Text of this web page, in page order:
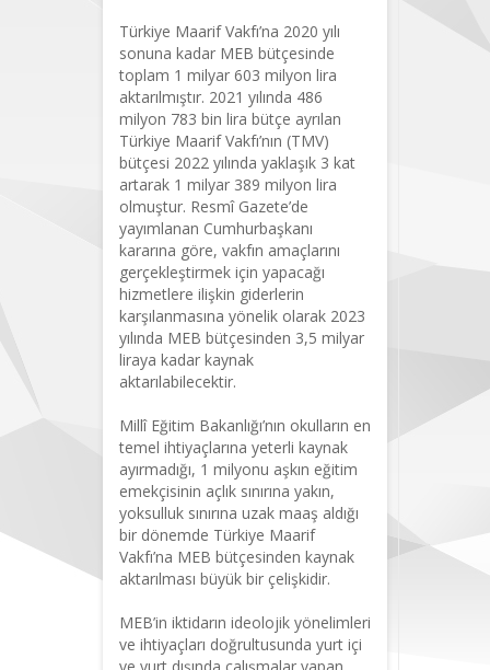
Türkiye Maarif Vakfı’na 2020 yılı
sonuna kadar MEB bütçesinde
toplam 1 milyar 603 milyon lira
aktarılmıştır. 2021 yılında 486
milyon 783 bin lira bütçe ayrılan
Türkiye Maarif Vakfı’nın (TMV)
bütçesi 2022 yılında yaklaşık 3 kat
artarak 1 milyar 389 milyon lira
olmuştur. Resmî Gazete’de
yayımlanan Cumhurbaşkanı
kararına göre, vakfın amaçlarını
gerçekleştirmek için yapacağı
hizmetlere ilişkin giderlerin
karşılanmasına yönelik olarak 2023
yılında MEB bütçesinden 3,5 milyar
liraya kadar kaynak
aktarılabilecektir.
Millî Eğitim Bakanlığı’nın okulların en
temel ihtiyaçlarına yeterli kaynak
ayırmadığı, 1 milyonu aşkın eğitim
emekçisinin açlık sınırına yakın,
yoksulluk sınırına uzak maaş aldığı
bir dönemde Türkiye Maarif
Vakfı’na MEB bütçesinden kaynak
aktarılması büyük bir çelişkidir.
MEB’in iktidarın ideolojik yönelimleri
ve ihtiyaçları doğrultusunda yurt içi